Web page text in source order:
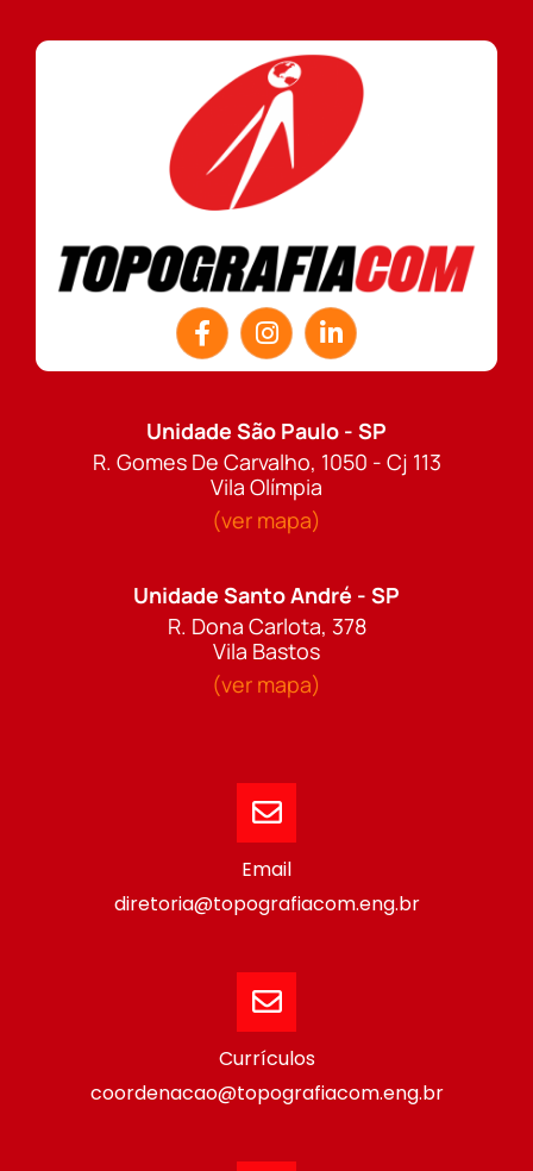
Unidade São Paulo - SP
R. Gomes De Carvalho, 1050 - Cj 113
Vila Olímpia
(ver mapa)
Unidade Santo André - SP
R. Dona Carlota, 378
Vila Bastos
(ver mapa)
Email
diretoria@topografiacom.eng.br
Currículos
coordenacao@topografiacom.eng.br